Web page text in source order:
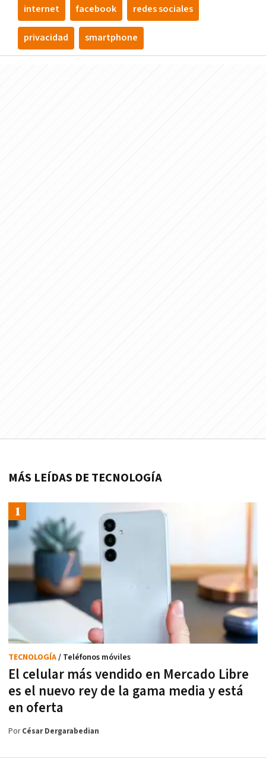
internet facebook redes sociales
privacidad smartphone
MÁS LEÍDAS DE TECNOLOGÍA
El celular más vendido en Mercado Libre
es el nuevo rey de la gama media y está
en oferta
TECNOLOGÍA/ Teléfonos móviles
PorCésar Dergarabedian